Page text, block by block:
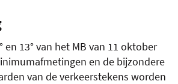
en 13° van het MB van 11 oktober
en de bijzondere
van de verkeerstekens worden